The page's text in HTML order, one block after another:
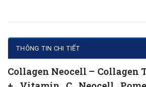
THÔNG TIN CHI TIẾT
Collagen Neocell – Collagen